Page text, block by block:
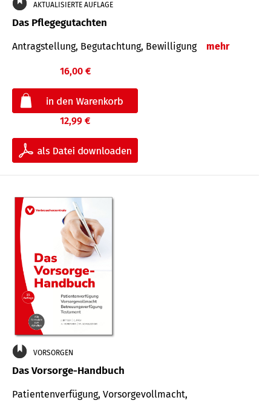
AKTUALISIERTE AUFLAGE
Das Pflegegutachten
Antragstellung, Begutachtung, Bewilligung mehr
16,00 €
12,99 €
VORSORGEN
Das Vorsorge-Handbuch
Patientenverfügung, Vorsorgevollmacht,